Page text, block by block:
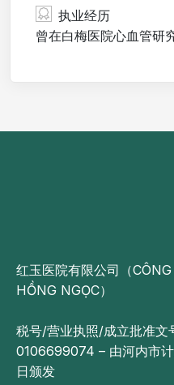
执业经历
曾在白梅医院心血管研
红玉医院有限公司（
HỒNG NGỌC）
税号/营业执照/成立批准文
0106699074 – 由河内市
日颁发